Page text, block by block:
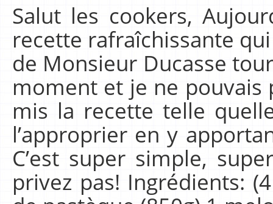
Salut les cookers,
recette rafraîchissante
de Monsieur Ducasse
moment et je ne pouvais
mis la recette telle
l’approprier en y
C’est super simple,
privez pas! Ingrédients: